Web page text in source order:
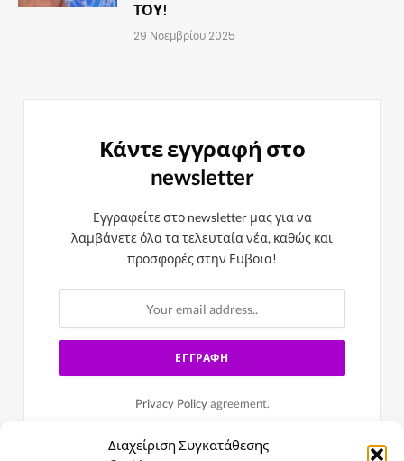
Διαχείριση Συγκατάθεσης
ΤΟΥ!
29 Νοεμβρίου 2025
Κάντε εγγραφή στο
newsletter
Εγγραφείτε στο newsletter μας για να
λαμβάνετε όλα τα τελευταία νέα, καθώς και
προσφορές στην Εϋβοια!
Privacy Policyagreement.